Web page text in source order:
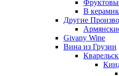
В
Другие
Givany Wine
Вина из Грузии